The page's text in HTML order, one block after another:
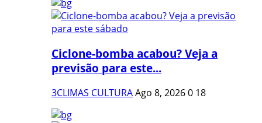
Ciclone-bomba acabou? Veja a
previsão para este...
3CLIMAS CULTURAAgo 8, 20260 18